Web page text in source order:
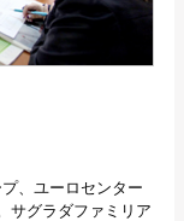
、ユーロセンター
サグラダファミリア